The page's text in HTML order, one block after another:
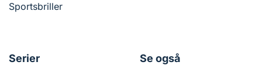
Sportsbriller
Serier Se også